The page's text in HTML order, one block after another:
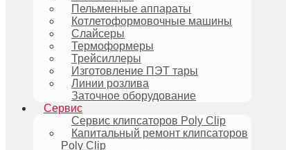
Пельменные аппараты
Котлетоформовочные машины
Слайсеры
Термоформеры
Трейсиллеры
Изготовление ПЭТ тары
Линии розлива
Заточное оборудование
Сервис
Сервис клипсаторов Poly Clip
Капитальный ремонт клипсаторов
Poly Clip